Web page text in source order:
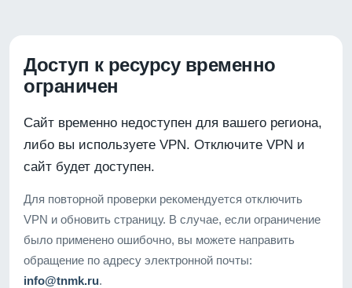
Доступ к ресурсу временно
ограничен
Сайт временно недоступен для вашего региона,
либо вы используете VPN. Отключите VPN и
сайт будет доступен.
Для повторной проверки рекомендуется отключить
VPN и обновить страницу. В случае, если ограничение
было применено ошибочно, вы можете направить
обращение по адресу электронной почты:
info@tnmk.ru.